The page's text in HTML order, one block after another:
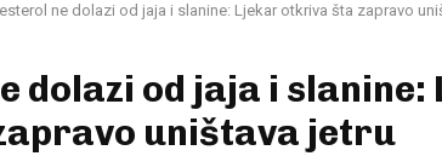
ne dolazi od jaja i slanine: Ljekar otkriva šta zapravo
dolazi od jaja i slanine:
uništava jetru